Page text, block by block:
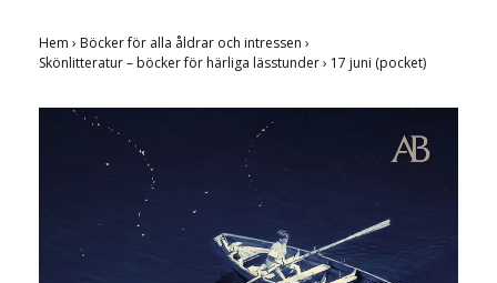
Hem › Böcker för alla åldrar och intressen ›
Skönlitteratur – böcker för härliga lässtunder› 17 juni (pocket)